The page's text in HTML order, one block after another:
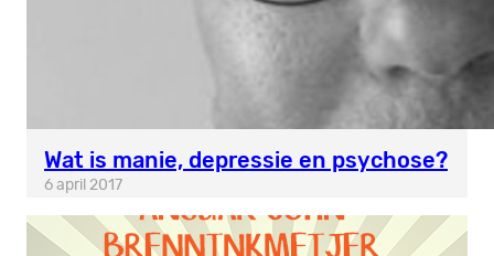
Wat is manie, depressie en psychose?
6 april 2017